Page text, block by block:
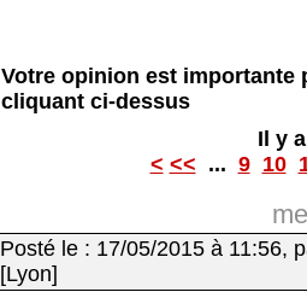
Votre opinion est importante
cliquant ci-dessus
Il y
< << ... 9 10
Posté le : 17/05/2015 à 11:56,
[Lyon]